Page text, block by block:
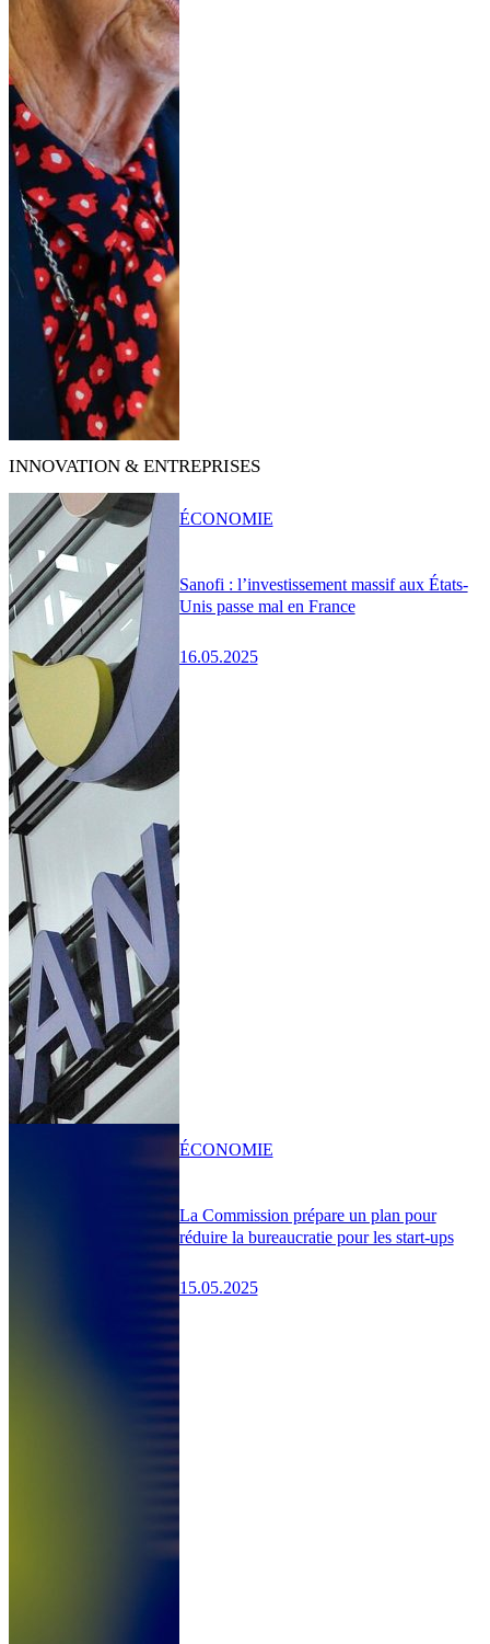
INNOVATION & ENTREPRISES
Sanofi : l’investissement massif aux États-
Unis passe mal en France
16.05.2025
ÉCONOMIE
La Commission prépare un plan pour
réduire la bureaucratie pour les start-ups
15.05.2025
ÉCONOMIE